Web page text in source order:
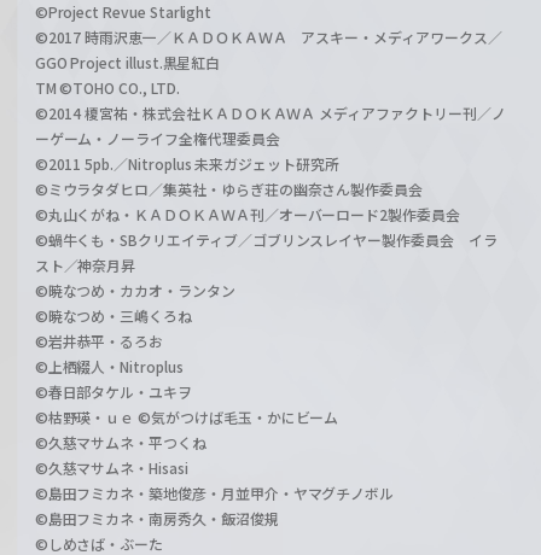
©Project Revue Starlight
©2017 時雨沢恵一／ＫＡＤＯＫＡＷＡ アスキー・メディアワークス／
GGO Project illust.黒星紅白
TM ©TOHO CO., LTD.
©2014 榎宮祐・株式会社ＫＡＤＯＫＡＷＡ メディアファクトリー刊／ノ
ーゲーム・ノーライフ全権代理委員会
©2011 5pb.／Nitroplus 未来ガジェット研究所
©ミウラタダヒロ／集英社・ゆらぎ荘の幽奈さん製作委員会
©丸山くがね・ＫＡＤＯＫＡＷＡ刊／オーバーロード2製作委員会
©蝸牛くも・SBクリエイティブ／ゴブリンスレイヤー製作委員会 イラ
スト／神奈月昇
©暁なつめ・カカオ・ランタン
©暁なつめ・三嶋くろね
©岩井恭平・るろお
©上栖綴人・Nitroplus
©春日部タケル・ユキヲ
©枯野瑛・ｕｅ ©気がつけば毛玉・かにビーム
©久慈マサムネ・平つくね
©久慈マサムネ・Hisasi
©島田フミカネ・築地俊彦・月並甲介・ヤマグチノボル
©島田フミカネ・南房秀久・飯沼俊規
©しめさば・ぶーた